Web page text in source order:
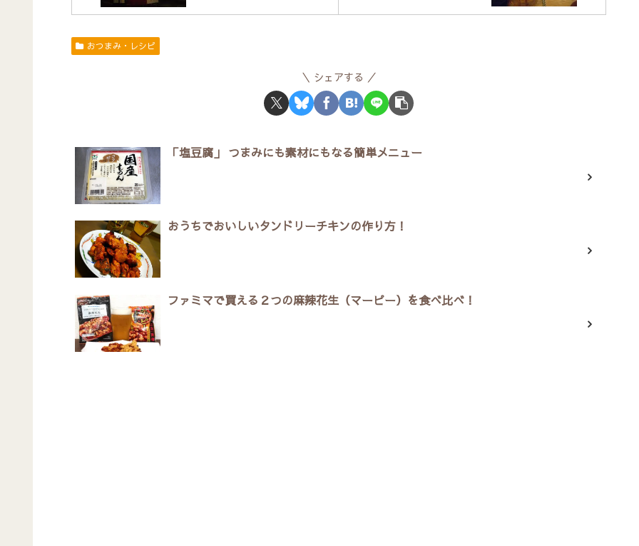
おつまみ・レシピ
シェアする
「塩豆腐」 つまみにも素材にもなる簡単メニュー
おうちでおいしいタンドリーチキンの作り方！
ファミマで買える２つの麻辣花生（マーピー）を食べ比べ！